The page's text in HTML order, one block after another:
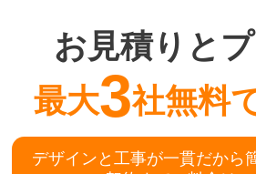
お見積りと
最大3社無料
デザインと工事が一貫だから